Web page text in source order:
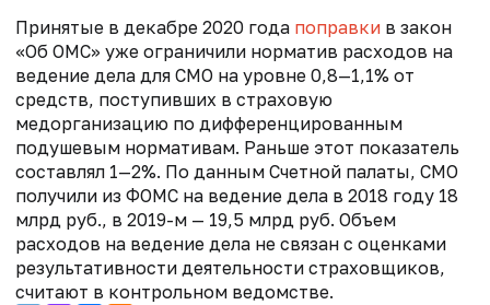
Принятые в декабре 2020 года поправки в закон
«Об ОМС» уже ограничили норматив расходов на
ведение дела для СМО на уровне 0,8—1,1% от
средств, поступивших в страховую
медорганизацию по дифференцированным
подушевым нормативам. Раньше этот показатель
составлял 1—2%. По данным Счетной палаты, СМО
получили из ФОМС на ведение дела в 2018 году 18
млрд руб., в 2019-м — 19,5 млрд руб. Объем
расходов на ведение дела не связан с оценками
результативности деятельности страховщиков,
считают в контрольном ведомстве.